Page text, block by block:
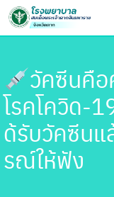
วัคซีนคื
โรคโควิด-
ด้รับวัคซีนแ
รณ์ให้ฟัง